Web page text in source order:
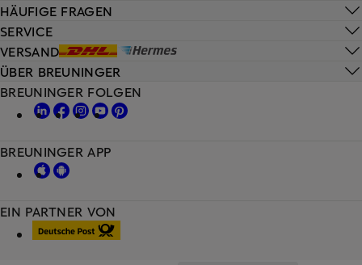
HÄUFIGE FRAGEN
SERVICE
VERSAND
ÜBER BREUNINGER
EIN PARTNER VON
BREUNINGER FOLGEN
BREUNINGER APP